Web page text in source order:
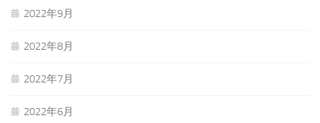
2022年9月
2022年8月
2022年7月
2022年6月